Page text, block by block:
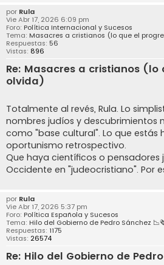
por Rula
Vie Abr 17, 2026 6:09 pm
Foro: Política Internacional y Sucesos
Tema: Masacres a cristianos (lo que el
Respuestas: 56
Vistas: 896
Re: Masacres a cristianos (lo
olvida)
Totalmente al revés, Rula. Lo
nombres judíos y descubrimientos
como "base cultural". Lo que estás
oportunismo retrospectivo.
Que haya científicos o pensadores
Occidente en "judeocristiano". Por
por Rula
Vie Abr 17, 2026 5:37 pm
Foro: Política Española y Sucesos
Tema: Hilo del Gobierno de Pedro Sánchez
Respuestas: 1175
Vistas: 26574
Re: Hilo del Gobierno de